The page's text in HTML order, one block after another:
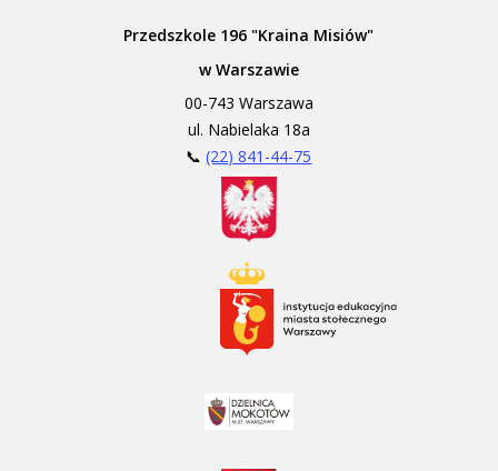
Przedszkole 196 "Kraina Misiów"
w Warszawie
00-743 Warszawa
ul. Nabielaka 18a
📞(22) 841-44-75